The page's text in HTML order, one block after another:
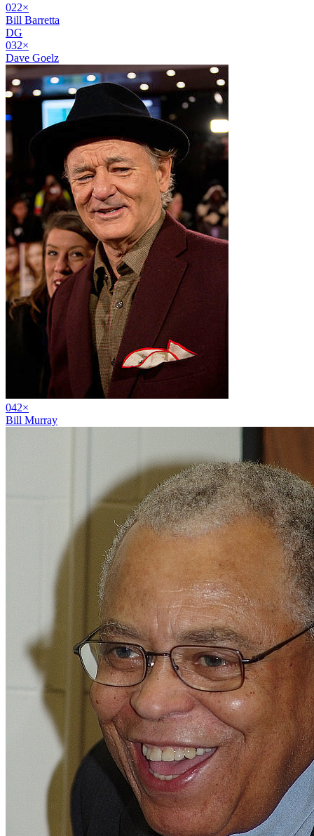
022×
Bill Barretta
DG
032×
Dave Goelz
042×
Bill Murray